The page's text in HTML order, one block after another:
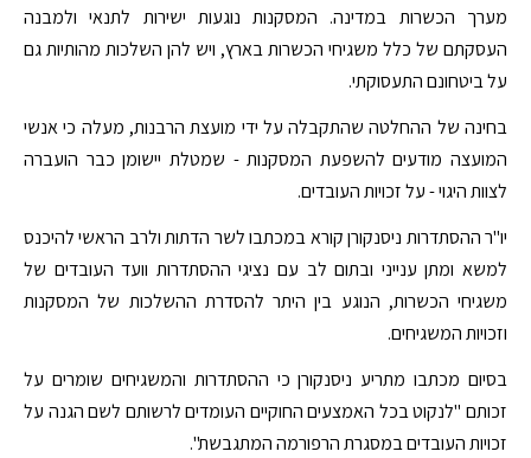
מערך הכשרות במדינה. המסקנות נוגעות ישירות לתנאי ולמבנה
העסקתם של כלל משגיחי הכשרות בארץ, ויש להן השלכות מהותיות גם
על ביטחונם התעסוקתי.
בחינה של ההחלטה שהתקבלה על ידי מועצת הרבנות, מעלה כי אנשי
המועצה מודעים להשפעת המסקנות - שמטלת יישומן כבר הועברה
לצוות היגוי - על זכויות העובדים.
יו"ר ההסתדרות ניסנקורן קורא במכתבו לשר הדתות ולרב הראשי להיכנס
למשא ומתן ענייני ובתום לב עם נציגי ההסתדרות וועד העובדים של
משגיחי הכשרות, הנוגע בין היתר להסדרת ההשלכות של המסקנות
וזכויות המשגיחים.
בסיום מכתבו מתריע ניסנקורן כי ההסתדרות והמשגיחים שומרים על
זכותם "לנקוט בכל האמצעים החוקיים העומדים לרשותם לשם הגנה על
זכויות העובדים במסגרת הרפורמה המתגבשת".